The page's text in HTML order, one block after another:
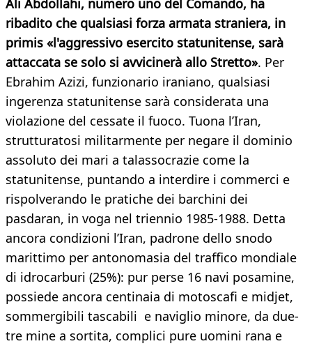
Ali Abdollahi, numero uno del Comando, ha
ribadito che qualsiasi forza armata straniera, in
primis «l'aggressivo esercito statunitense, sarà
attaccata se solo si avvicinerà allo Stretto». Per
Ebrahim Azizi, funzionario iraniano, qualsiasi
ingerenza statunitense sarà considerata una
violazione del cessate il fuoco. Tuona l’Iran,
strutturatosi militarmente per negare il dominio
assoluto dei mari a talassocrazie come la
statunitense, puntando a interdire i commerci e
rispolverando le pratiche dei barchini dei
pasdaran, in voga nel triennio 1985-1988. Detta
ancora condizioni l’Iran, padrone dello snodo
marittimo per antonomasia del traffico mondiale
di idrocarburi (25%): pur perse 16 navi posamine,
possiede ancora centinaia di motoscafi e midjet,
sommergibili tascabili e naviglio minore, da due-
tre mine a sortita, complici pure uomini rana e